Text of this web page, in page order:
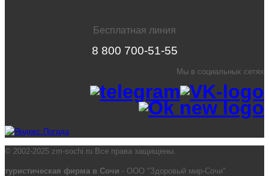
Бесплатная линия
8 800 700-51-55
Мы в социальных сетях
© 2002-2025 zm-sochi.ru Все права защищены.
туристическая фирма в Сочи - ООО "Здоровый мир-Сочи"